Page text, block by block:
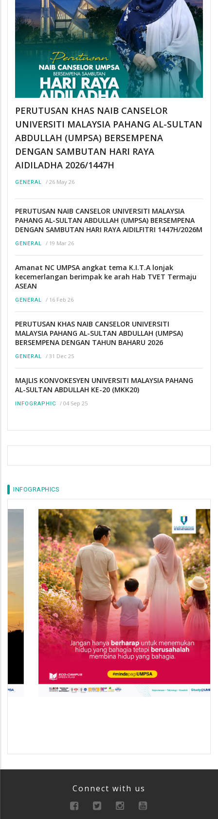
PERUTUSAN KHAS NAIB CANSELOR
UNIVERSITI MALAYSIA PAHANG AL-SULTAN
ABDULLAH (UMPSA) BERSEMPENA
DENGAN SAMBUTAN HARI RAYA
AIDILADHA 2026/1447H
GENERAL / 26 May 26
PERUTUSAN NAIB CANSELOR UNIVERSITI MALAYSIA
PAHANG AL-SULTAN ABDULLAH (UMPSA) BERSEMPENA
DENGAN SAMBUTAN HARI RAYA AIDILFITRI 1447H/2026M
GENERAL / 19 Mar 26
Amanat NC UMPSA angkat tema K.I.T.A lonjak
kecemerlangan berimpak ke arah Hab TVET Termaju
ASEAN
GENERAL / 16 Feb 26
PERUTUSAN KHAS NAIB CANSELOR UNIVERSITI
MALAYSIA PAHANG AL-SULTAN ABDULLAH (UMPSA)
BERSEMPENA DENGAN TAHUN BAHARU 2026
GENERAL / 31 Dec 25
MAJLIS KONVOKESYEN UNIVERSITI MALAYSIA PAHANG
AL-SULTAN ABDULLAH KE-20 (MKK20)
INFOGRAPHIC / 04 Sep 25
INFOGRAPHICS
Connect with us